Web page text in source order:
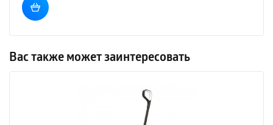
Вас также может заинтересовать